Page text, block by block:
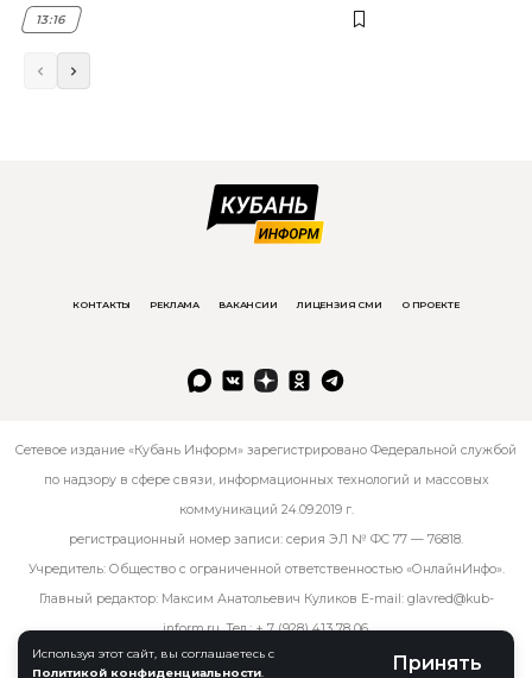
Используя этот сайт, вы соглашаетесь с
Политикой конфиденциальности
Принять
13:16
КОНТАКТЫ РЕКЛАМА ВАКАНСИИ ЛИЦЕНЗИЯ СМИ О ПРОЕКТЕ
Сетевое издание «Кубань Информ» зарегистрировано Федеральной службой
по надзору в сфере связи, информационных технологий и массовых
коммуникаций 24.09.2019 г.
регистрационный номер записи: серия ЭЛ № ФС 77 — 76818.
Учредитель: Общество с ограниченной ответственностью «ОнлайнИнфо».
Главный редактор: Максим Анатольевич Куликов E-mail: glavred@kub-
inform.ru. Тел.:+ 7 (928) 413 78 06.